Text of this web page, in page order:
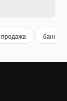
продажа баннер